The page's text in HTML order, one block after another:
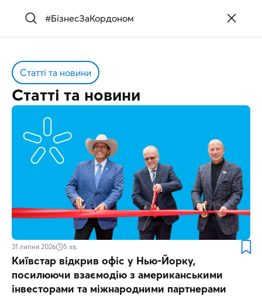
Статті та новини
Статті та новини
31 липня 2026 5 хв.
Київстар відкрив офіс у Нью-Йорку,
посилюючи взаємодію з американськими
інвесторами та міжнародними партнерами